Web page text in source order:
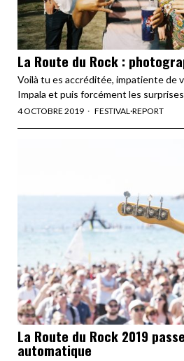
La Route du Rock :
Voilà tu es accréditée, impatiente de
Impala et puis forcément les
4 OCTOBRE 2019 FESTIVAL ·REPORT
La Route du Rock 2019
automatique